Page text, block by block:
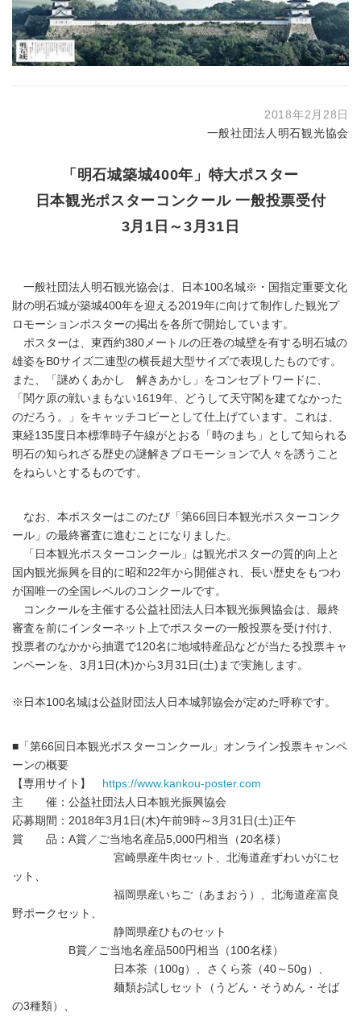
2018年2月28日
一般社団法人明石観光協会
「明石城築城400年」特大ポスター
日本観光ポスターコンクール 一般投票受付
3月1日～3月31日
一般社団法人明石観光協会は、日本100名城※・国指定重要文化
財の明石城が築城400年を迎える2019年に向けて制作した観光プ
ロモーションポスターの掲出を各所で開始しています。
ポスターは、東西約380メートルの圧巻の城壁を有する明石城の
雄姿をB0サイズ二連型の横長超大型サイズで表現したものです。
また、「謎めくあかし 解きあかし」をコンセプトワードに、
「関ケ原の戦いまもない1619年、どうして天守閣を建てなかった
のだろう。」をキャッチコピーとして仕上げています。これは、
東経135度日本標準時子午線がとおる「時のまち」として知られる
明石の知られざる歴史の謎解きプロモーションで人々を誘うこと
をねらいとするものです。
なお、本ポスターはこのたび「第66回日本観光ポスターコンク
ール」の最終審査に進むことになりました。
「日本観光ポスターコンクール」は観光ポスターの質的向上と
国内観光振興を目的に昭和22年から開催され、長い歴史をもつわ
が国唯一の全国レベルのコンクールです。
コンクールを主催する公益社団法人日本観光振興協会は、最終
審査を前にインターネット上でポスターの一般投票を受け付け、
投票者のなかから抽選で120名に地域特産品などが当たる投票キャ
ンペーンを、3月1日(木)から3月31日(土)まで実施します。
※日本100名城は公益財団法人日本城郭協会が定めた呼称です。
■「第66回日本観光ポスターコンクール」オンライン投票キャンペ
ーンの概要
【専用サイト】 https://www.kankou-poster.com
主 催：公益社団法人日本観光振興協会
応募期間：2018年3月1日(木)午前9時～3月31日(土)正午
賞 品：A賞／ご当地名産品5,000円相当（20名様）
宮崎県産牛肉セット、北海道産ずわいがにセ
ット、
福岡県産いちご（あまおう）、北海道産富良
野ポークセット、
静岡県産ひものセット
B賞／ご当地名産品500円相当（100名様）
日本茶（100g）、さくら茶（40～50g）、
麺類お試しセット（うどん・そうめん・そば
の3種類）、